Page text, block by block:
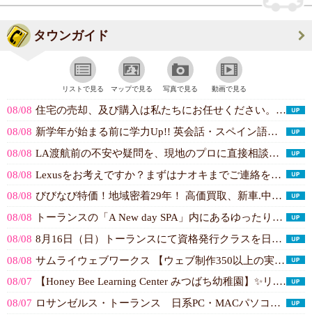
タウンガイド
リストで見る マップで見る 写真で見る 動画で見る
08/08 住宅の売却、及び購入は私たちにお任せください。First Time Buye...(Keller Williams / まつ...)
08/08 新学年が始まる前に学力Up!! 英会話・スペイン語・英検・iBT TOEFL...(ESL Institute Los An...)
08/08 LA渡航前の不安や疑問を、現地のプロに直接相談！厳しい審査LA在住の皆様！あ...(Shige's Home)
08/08 Lexusをお考えですか？まずはナオキまでご連絡を！ 新車、中古車、リースそ...(South Bay Lexus)
08/08 びびなび特価！地域密着29年！ 高価買取、新車.中古車販売、修理、板金塗装、...(AB auto town)
08/08
トーランスの「A New day SPA」内にあるゆったりとした完全個室のプ...(針脱毛 A New Day Spa)
08/08 8月16日（日）トーランスにて資格発行クラスを日本語で開催。喉詰まりの救助法...(South Bay CPR & Firs...)
08/08 サムライウェブワークス 【ウェブ制作350以上の実績。大手企業・EC・有名芸...(Samurai Web Works, I...)
08/07
【Honey Bee Learning Center みつばち幼稚園】✨️リ...(Honey Bee Learning C...)
08/07 ロサンゼルス・トーランス 日系PC・MACパソコン総合修理ショップ。動作が不...(TONY'S TECHNOLO...)